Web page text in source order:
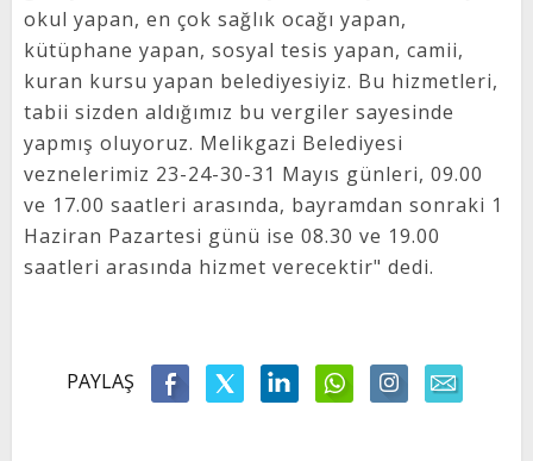
okul yapan, en çok sağlık ocağı yapan,
kütüphane yapan, sosyal tesis yapan, camii,
kuran kursu yapan belediyesiyiz. Bu hizmetleri,
tabii sizden aldığımız bu vergiler sayesinde
yapmış oluyoruz. Melikgazi Belediyesi
veznelerimiz 23-24-30-31 Mayıs günleri, 09.00
ve 17.00 saatleri arasında, bayramdan sonraki 1
Haziran Pazartesi günü ise 08.30 ve 19.00
saatleri arasında hizmet verecektir" dedi.
PAYLAŞ